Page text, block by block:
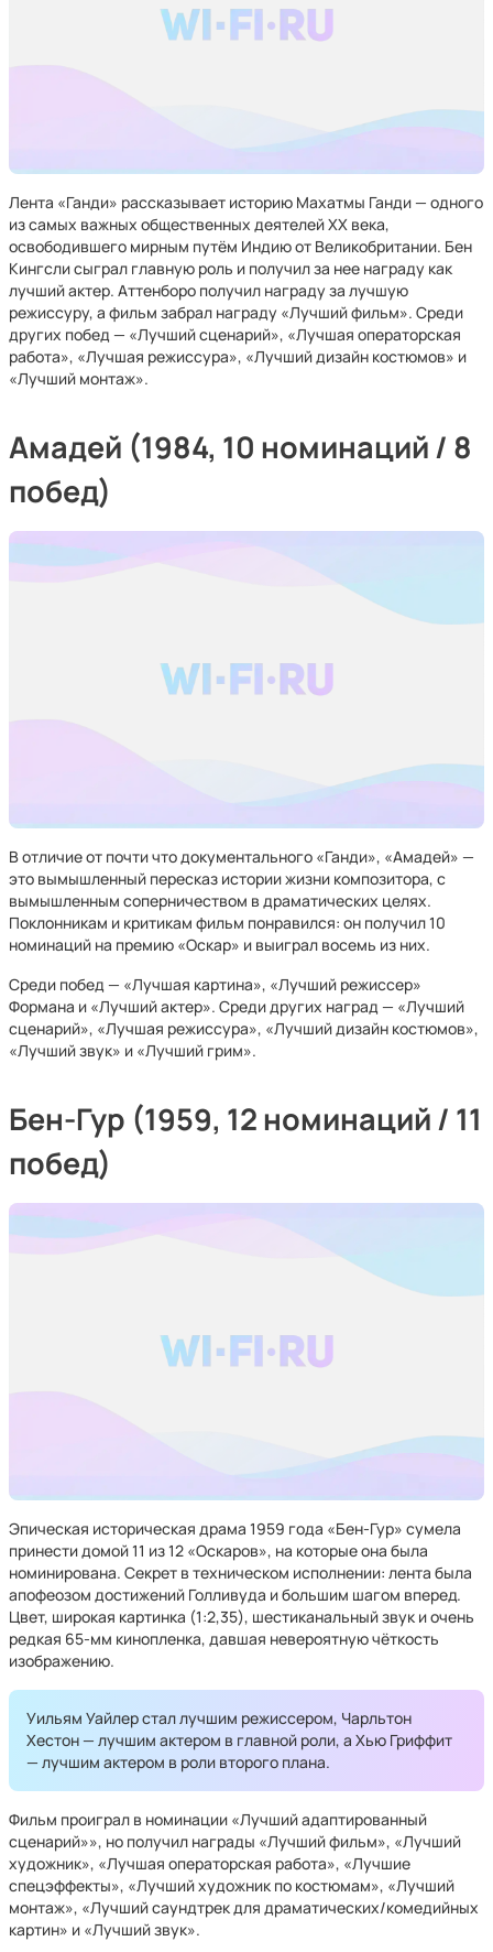
Лента «Ганди» рассказывает историю Махатмы Ганди — одного
из самых важных общественных деятелей XX века,
освободившего мирным путём Индию от Великобритании. Бен
Кингсли сыграл главную роль и получил за нее награду как
лучший актер. Аттенборо получил награду за лучшую
режиссуру, а фильм забрал награду «Лучший фильм». Среди
других побед — «Лучший сценарий», «Лучшая операторская
работа», «Лучшая режиссура», «Лучший дизайн костюмов» и
«Лучший монтаж».
Амадей (1984, 10 номинаций / 8
побед)
В отличие от почти что документального «Ганди», «Амадей» —
это вымышленный пересказ истории жизни композитора, с
вымышленным соперничеством в драматических целях.
Поклонникам и критикам фильм понравился: он получил 10
номинаций на премию «Оскар» и выиграл восемь из них.
Среди побед — «Лучшая картина», «Лучший режиссер»
Формана и «Лучший актер». Среди других наград — «Лучший
сценарий», «Лучшая режиссура», «Лучший дизайн костюмов»,
«Лучший звук» и «Лучший грим».
Бен-Гур (1959, 12 номинаций / 11
побед)
Эпическая историческая драма 1959 года «Бен-Гур» сумела
принести домой 11 из 12 «Оскаров», на которые она была
номинирована. Секрет в техническом исполнении: лента была
апофеозом достижений Голливуда и большим шагом вперед.
Цвет, широкая картинка (1:2,35), шестиканальный звук и очень
редкая 65-мм кинопленка, давшая невероятную чёткость
изображению.
Уильям Уайлер стал лучшим режиссером, Чарльтон
Хестон — лучшим актером в главной роли, а Хью Гриффит
— лучшим актером в роли второго плана.
Фильм проиграл в номинации «Лучший адаптированный
сценарий»», но получил награды «Лучший фильм», «Лучший
художник», «Лучшая операторская работа», «Лучшие
спецэффекты», «Лучший художник по костюмам», «Лучший
монтаж», «Лучший саундтрек для драматических/комедийных
картин» и «Лучший звук».